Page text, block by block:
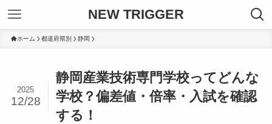
NEW TRIGGER
ホーム 都道府県別 静岡
静岡産業技術専門学校ってどんな
学校？偏差値・倍率・入試を確認
する！
2025
12/28